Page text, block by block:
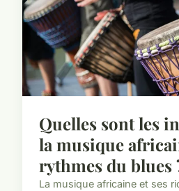
Quelles sont les
la musique
rythmes du blues
La musique africaine et ses